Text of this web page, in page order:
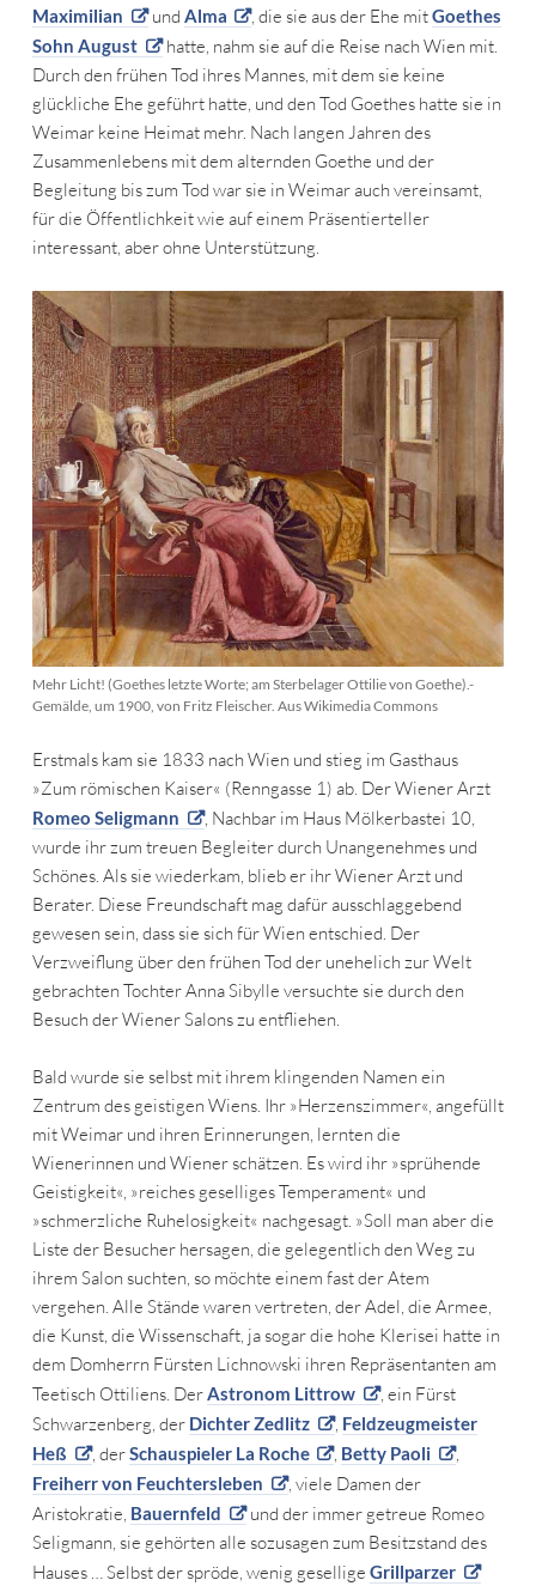
Maximilian
und Alma , die sie aus der Ehe mitGoethes
Sohn August
hatte, nahm sie auf die Reise nach Wien mit.
Durch den frühen Tod ihres Mannes, mit dem sie keine
glückliche Ehe geführt hatte, und den Tod Goethes hatte sie in
Weimar keine Heimat mehr. Nach langen Jahren des
Zusammenlebens mit dem alternden Goethe und der
Begleitung bis zum Tod war sie in Weimar auch vereinsamt,
für die Öffentlichkeit wie auf einem Präsentierteller
interessant, aber ohne Unterstützung.
Mehr Licht! (Goethes letzte Worte; am Sterbelager Ottilie von Goethe).-
Gemälde, um 1900, von Fritz Fleischer. Aus Wikimedia Commons
Erstmals kam sie 1833 nach Wien und stieg im Gasthaus
»Zum römischen Kaiser« (Renngasse 1) ab. Der Wiener Arzt
Romeo Seligmann
, Nachbar im Haus Mölkerbastei 10,
wurde ihr zum treuen Begleiter durch Unangenehmes und
Schönes. Als sie wiederkam, blieb er ihr Wiener Arzt und
Berater. Diese Freundschaft mag dafür ausschlaggebend
gewesen sein, dass sie sich für Wien entschied. Der
Verzweiflung über den frühen Tod der unehelich zur Welt
gebrachten Tochter Anna Sibylle versuchte sie durch den
Besuch der Wiener Salons zu entfliehen.
Bald wurde sie selbst mit ihrem klingenden Namen ein
Zentrum des geistigen Wiens. Ihr »Herzenszimmer«, angefüllt
mit Weimar und ihren Erinnerungen, lernten die
Wienerinnen und Wiener schätzen. Es wird ihr »sprühende
Geistigkeit«, »reiches geselliges Temperament« und
»schmerzliche Ruhelosigkeit« nachgesagt. »Soll man aber die
Liste der Besucher hersagen, die gelegentlich den Weg zu
ihrem Salon suchten, so möchte einem fast der Atem
vergehen. Alle Stände waren vertreten, der Adel, die Armee,
die Kunst, die Wissenschaft, ja sogar die hohe Klerisei hatte in
dem Domherrn Fürsten Lichnowski ihren Repräsentanten am
Teetisch Ottiliens. DerAstronom Littrow
, ein Fürst
Schwarzenberg, der Dichter Zedlitz , Feldzeugmeister
Heß
, derSchauspieler La Roche , Betty Paoli ,
Freiherr von Feuchtersleben
, viele Damen der
Aristokratie, Bauernfeld
und der immer getreue Romeo
Seligmann, sie gehörten alle sozusagen zum Besitzstand des
Hauses … Selbst der spröde, wenig gesellige Grillparzer